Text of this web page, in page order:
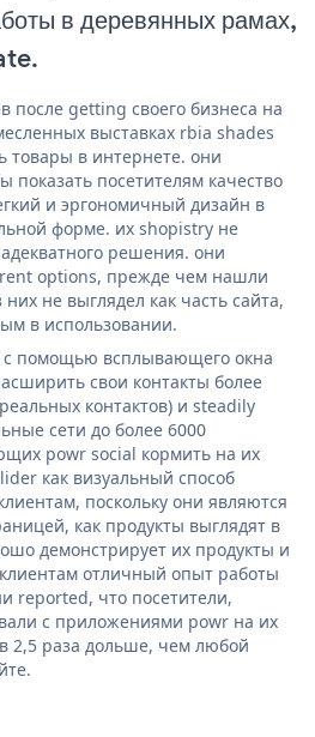
в деревянных рамах,
после getting своего бизнеса на
выставках rbia shades
товары в интернете. они
посетителям качество
и эргономичный дизайн в
форме. их shopistry не
решения. они
options, прежде чем нашли
не выглядел как часть сайта,
в использовании.
с помощью всплывающего окна
свои контакты более
контактов) и steadily
сети до более 6000
powr social кормить на их
как визуальный способ
поскольку они являются
как продукты выглядят в
демонстрирует их продукты и
отличный опыт работы
reported, что посетители,
с приложениями powr на их
2,5 раза дольше, чем любой